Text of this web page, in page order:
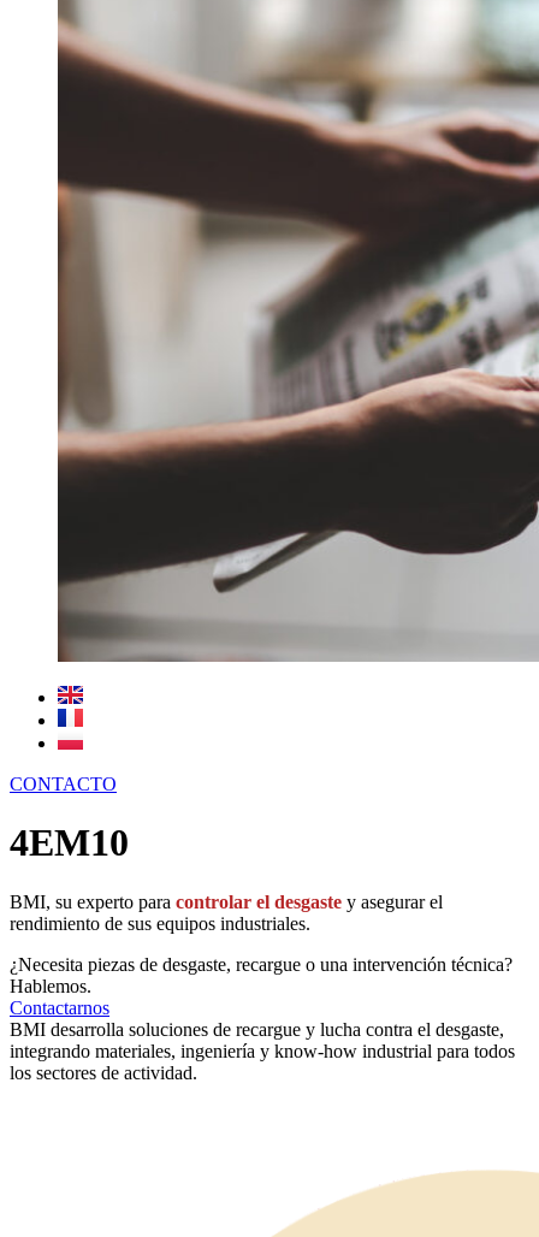
CONTACTO
4EM10
BMI, su experto para controlar el desgaste y asegurar el
rendimiento de sus equipos industriales.
¿Necesita piezas de desgaste, recargue o una intervención técnica?
Hablemos.
Contactarnos
BMI desarrolla soluciones de recargue y lucha contra el desgaste,
integrando materiales, ingeniería y know-how industrial para todos
los sectores de actividad.